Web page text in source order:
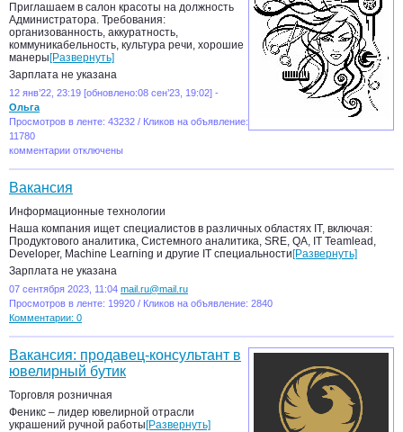
Приглашаем в салон красоты на должность
Администратора. Требования:
организованность, аккуратность,
коммуникабельность, культура речи, хорошие
манеры[Развернуть]
Зарплата не указана
12 янв’22, 23:19 [обновлено:08 сен’23, 19:02] -
Ольга
Просмотров в ленте: 43232 / Кликов на объявление:
11780
комментарии отключены
Вакансия
Информационные технологии
Наша компания ищет специалистов в различных областях IT, включая:
Продуктового аналитика, Системного аналитика, SRE, QA, IT Teamlead,
Developer, Machine Learning и другие IT специальности[Развернуть]
Зарплата не указана
07 сентября 2023, 11:04 mail.ru@mail.ru
Просмотров в ленте: 19920 / Кликов на объявление: 2840
Комментарии: 0
Вакансия: продавец-консультант в
ювелирный бутик
Торговля розничная
Феникс – лидер ювелирной отрасли
украшений ручной работы[Развернуть]